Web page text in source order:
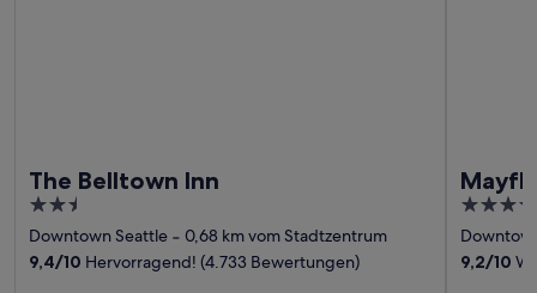
The Belltown Inn
2.5
out
of
Downtown Seattle ‐ 0,68 km vom Stadtzentrum
9,4/10 Hervorragend! (4.733 Bewertungen)
4
out
of
9,2/10